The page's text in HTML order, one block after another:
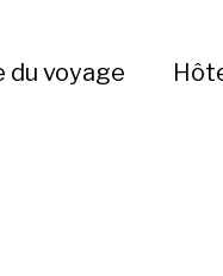
du voyage